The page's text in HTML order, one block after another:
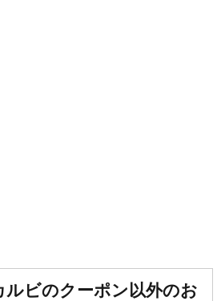
ルビのクーポン以外のお